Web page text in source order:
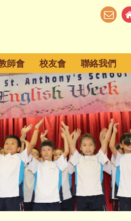
師會 校友會 聯絡我們